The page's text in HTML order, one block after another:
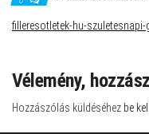
filleresotletek-hu-szuletesnapi-
Vélemény,
Hozzászólás küldéséhez be